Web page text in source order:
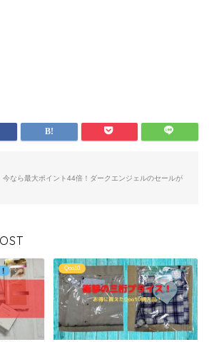
なら最大ポイント44倍！ダークエンジェルのセールが
Qoo10